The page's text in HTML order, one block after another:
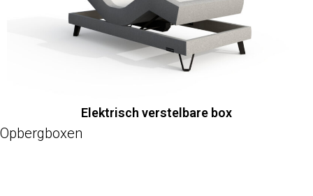
Elektrisch verstelbare box
Opbergboxen